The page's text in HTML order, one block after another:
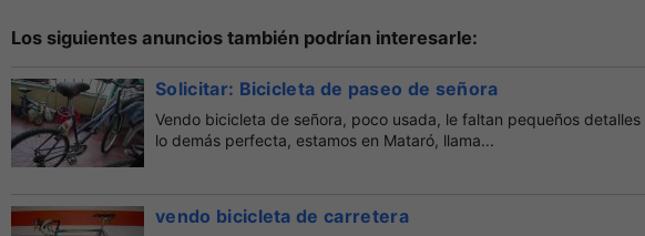
Los siguientes anuncios también podrían interesarle:
Solicitar: Bicicleta de paseo de señora
Vendo bicicleta de señora, poco usada, le faltan pequeños detalles
lo demás perfecta, estamos en Mataró, llama...
vendo bicicleta de carretera